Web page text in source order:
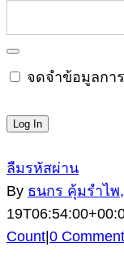
จดจำข้อมูลกา
ลืมรหัสผ่าน
By ธนกร คุ้มรำไพ,
Count|0